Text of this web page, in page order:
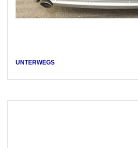
UNTERWEGS